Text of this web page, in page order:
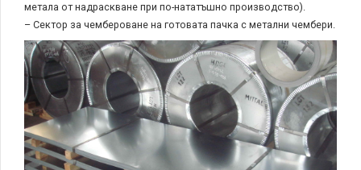
метала от надраскване при по-нататъшно производство).
– Сектор за чембероване на готовата пачка с метални чембери.